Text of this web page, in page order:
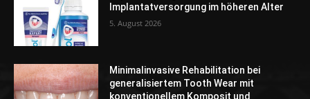
Implantatversorgung im höheren Alter
5. August 2026
Minimalinvasive Rehabilitation bei
generalisiertem Tooth Wear mit
konventionellem Komposit und